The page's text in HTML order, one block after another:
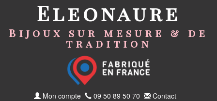
Eleonaure
Bijoux sur mesure & de
tradition
Mon compte 09 50 89 50 70 Contact